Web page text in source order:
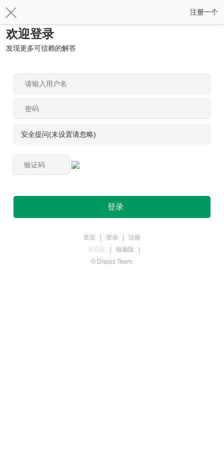
注册一个
欢迎登录
发现更多可信赖的解答
安全提问(未设置请忽略)
登录
首页 登录
注册
手机版
电脑版
© Discuz Team.